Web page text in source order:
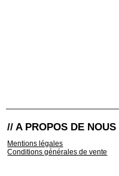
// A PROPOS DE NOUS
Mentions légales
Conditions générales de vente